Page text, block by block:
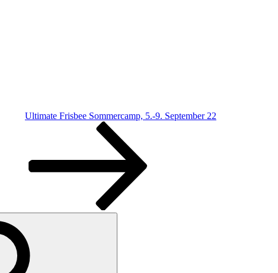
Ultimate Frisbee Sommercamp, 5.-9. September 22